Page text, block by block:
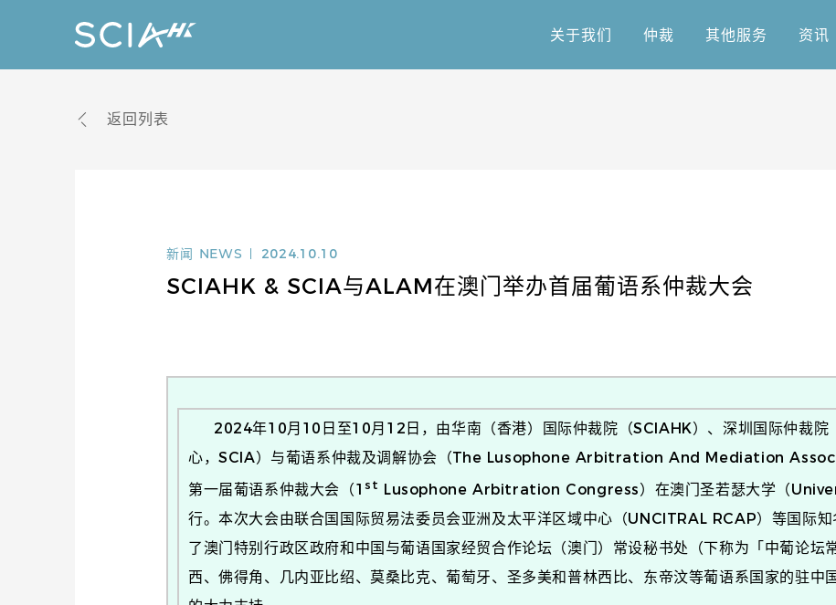
关于我们
仲裁
其他服务
资讯
返回列表
新闻 NEWS 2024.10.10
SCIAHK & SCIA与ALAM在澳门举办首届葡语系仲裁大会
2024年10月10日至10月12日，由华南（香港）国际仲裁院（SCIAHK）、深圳国际仲裁院
心，SCIA）与葡语系仲裁及调解协会（The Lusophone Arbitration And Mediation
第一届葡语系仲裁大会（1st Lusophone Arbitration Congress）在澳门圣若瑟大学（
行。本次大会由联合国国际贸易法委员会亚洲及太平洋区域中心（UNCITRAL RCAP）等国际
了澳门特别行政区政府和中国与葡语国家经贸合作论坛（澳门）常设秘书处（下称为「中葡论坛
西、佛得角、几内亚比绍、莫桑比克、葡萄牙、圣多美和普林西比、东帝汶等葡语系国家的驻中